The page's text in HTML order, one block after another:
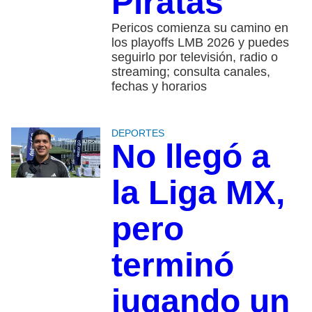
Pericos comienza su camino en
los playoffs LMB 2026 y puedes
seguirlo por televisión, radio o
streaming; consulta canales,
fechas y horarios
DEPORTES
No llegó a
la Liga MX,
pero
terminó
jugando un